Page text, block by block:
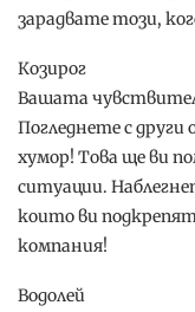
зарадвате този,
Козирог
Вашата
Погледнете с други
хумор! Това ще ви
ситуации.
които ви
компания!
Водолей